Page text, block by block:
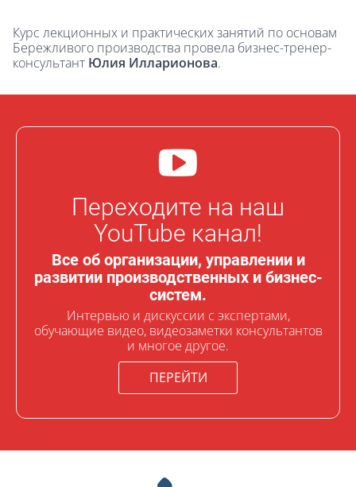
Курс лекционных и практических занятий по основам
Бережливого производства провела бизнес-тренер-
консультант Юлия Илларионова.
Переходите на наш
YouTube канал!
Все об организации, управлении и
развитии производственных и бизнес-
систем.
Интервью и дискуссии с экспертами,
обучающие видео, видеозаметки консультантов
и многое другое.
ПЕРЕЙТИ